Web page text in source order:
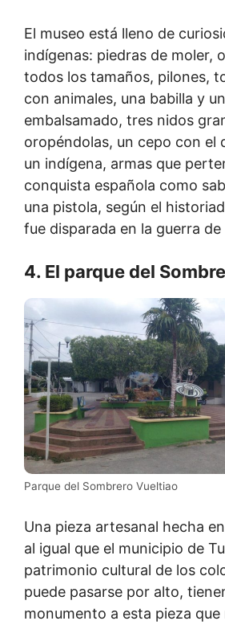
El museo está lleno de
indígenas: piedras de moler,
todos los tamaños, pilones,
con animales, una babilla y
embalsamado, tres nidos
oropéndolas, un cepo con el
un indígena, armas que
conquista española como
una pistola, según el
fue disparada en la guerra de
4. El parque del
Parque del Sombrero Vueltiao
Una pieza artesanal hecha
al igual que el municipio de
patrimonio cultural de los
puede pasarse por alto,
monumento a esta pieza que